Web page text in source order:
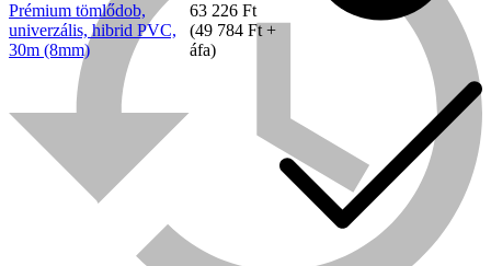
Prémium tömlődob,
univerzális, hibrid PVC,
30m (8mm)
63 226 Ft
(49 784 Ft +
áfa)